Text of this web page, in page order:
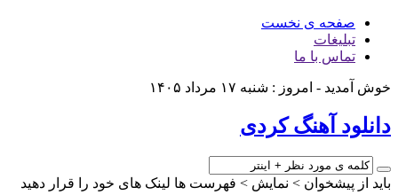
صفحه ی نخست
تبلیغات
تماس با ما
خوش آمدید - امروز : شنبه ۱۷ مرداد ۱۴۰۵
دانلود آهنگ کردی
باید از پیشخوان > نمایش > فهرست ها لینک های خود را قرار دهید